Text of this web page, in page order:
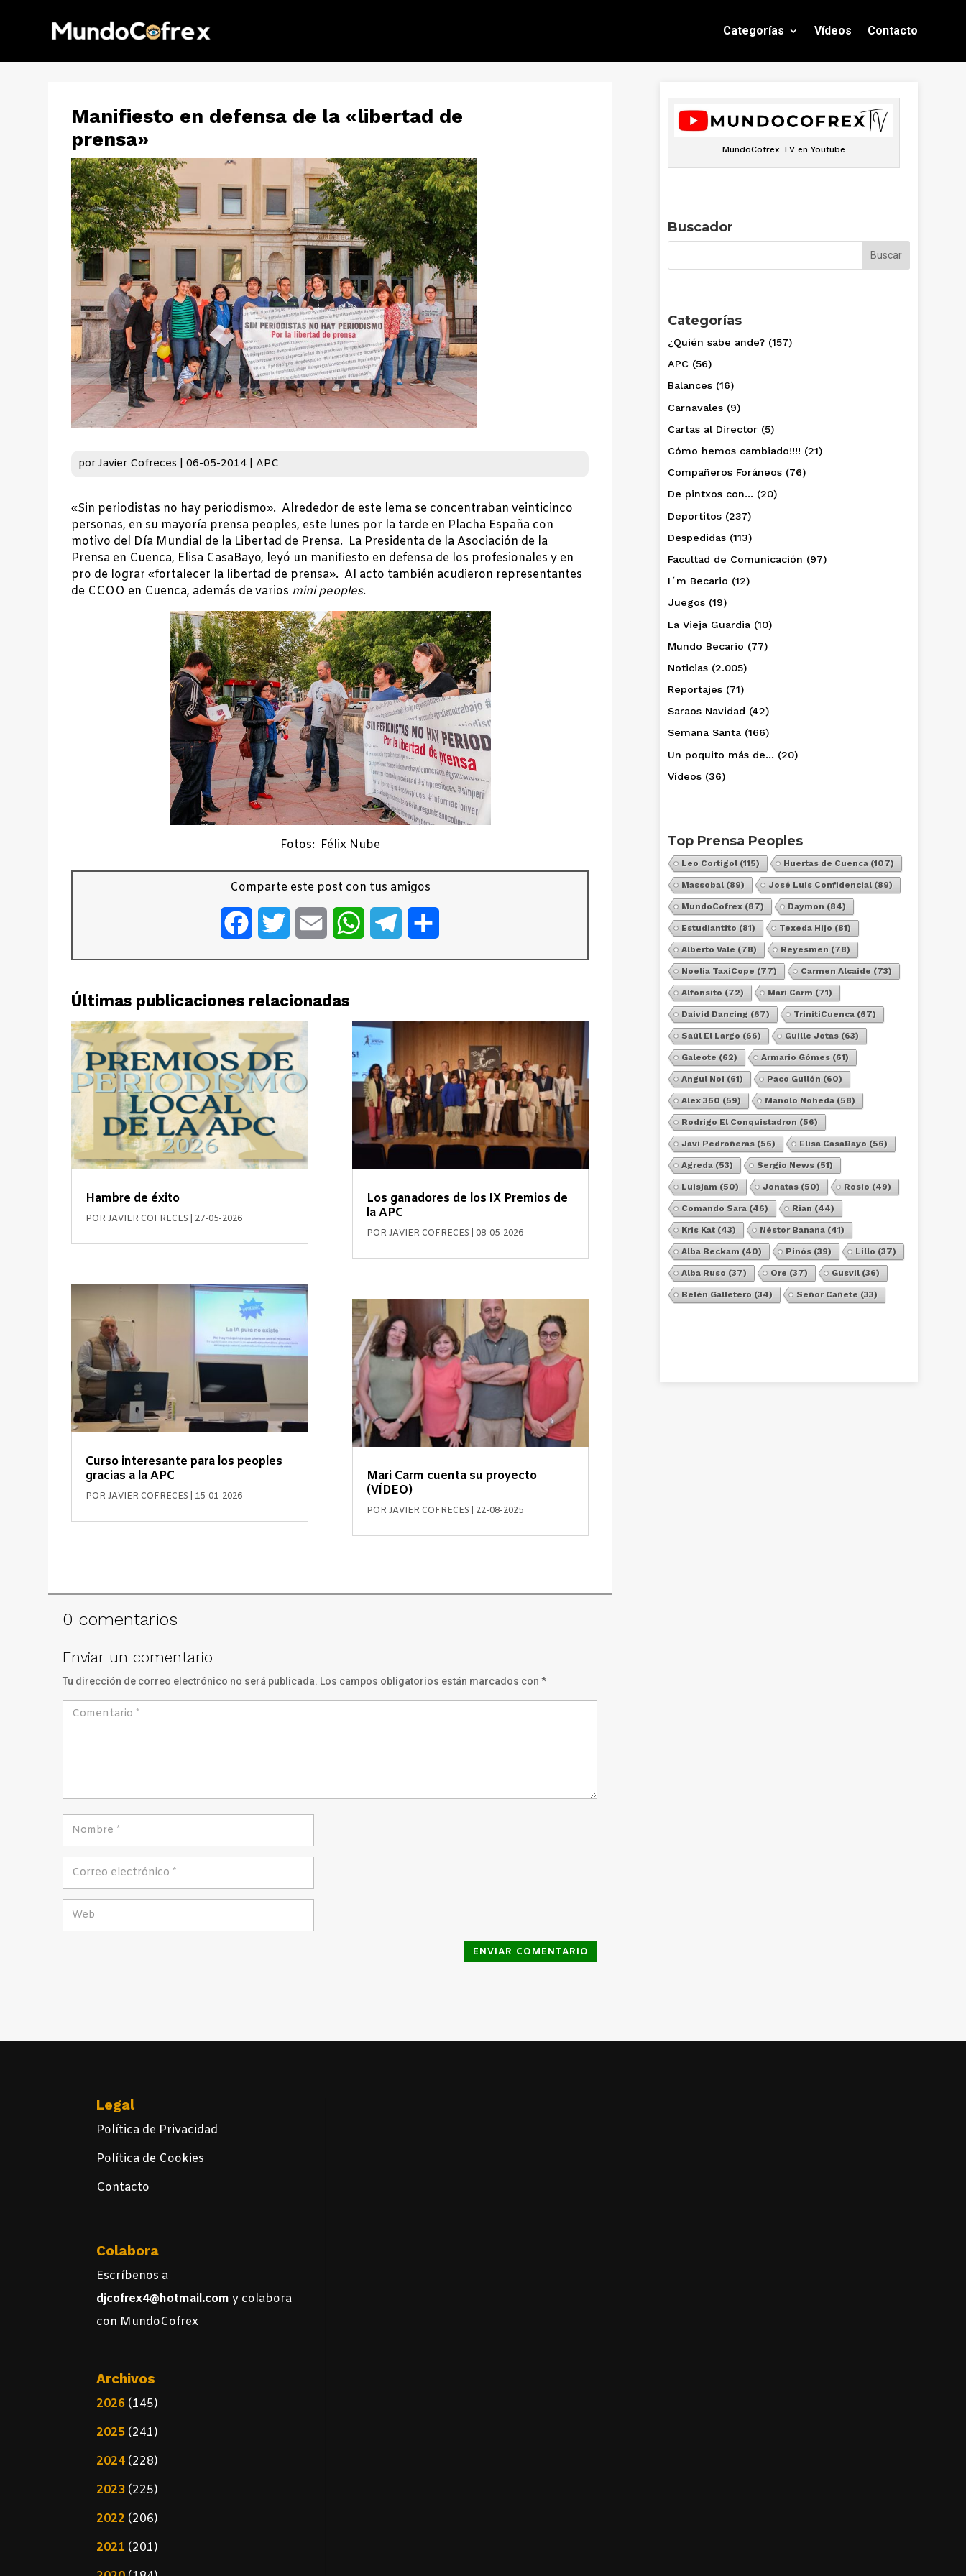
Categorías Vídeos Contacto
Manifiesto en defensa de la «libertad de
prensa»
porJavier Cofreces |06-05-2014 |APC
«Sin periodistas no hay periodismo». Alrededor de este lema se concentraban veinticinco
personas, en su mayoría prensa peoples, este lunes por la tarde en Placha España con
motivo del Día Mundial de la Libertad de Prensa. La Presidenta de la Asociación de la
Prensa en Cuenca, Elisa CasaBayo, leyó un manifiesto en defensa de los profesionales y en
pro de lograr «fortalecer la libertad de prensa». Al acto también acudieron representantes
de CCOO en Cuenca, además de varios mini peoples.
Fotos: Félix Nube
Comparte este post con tus amigos
FacebookTwitter Email WhatsAppTelegram
Últimas publicaciones relacionadas
Hambre de éxito
PORJAVIER COFRECES 27-05-2026
Curso interesante para los peoples
gracias a la APC
PORJAVIER COFRECES 15-01-2026
Los ganadores de los IX Premios de
la APC
POR JAVIER COFRECES 08-05-2026
Mari Carm cuenta su proyecto
(VÍDEO)
POR JAVIER COFRECES 22-08-2025
0 comentarios
Enviar un comentario
Tu dirección de correo electrónico no será publicada. Los campos obligatorios están marcados con*
ENVIAR COMENTARIO
MundoCofrex TV en Youtube
Buscador
Categorías
¿Quién sabe ande? (157)
APC (56)
Balances (16)
Carnavales (9)
Cartas al Director (5)
Cómo hemos cambiado!!!! (21)
Compañeros Foráneos (76)
De pintxos con… (20)
Deportitos (237)
Despedidas (113)
Facultad de Comunicación (97)
I´m Becario (12)
Juegos (19)
La Vieja Guardia (10)
Mundo Becario (77)
Noticias (2.005)
Reportajes (71)
Saraos Navidad (42)
Semana Santa (166)
Un poquito más de… (20)
Vídeos (36)
Top Prensa Peoples
Leo Cortigol (115) Huertas de Cuenca (107)
Massobal (89) José Luis Confidencial (89)
MundoCofrex (87) Daymon (84)
Estudiantito (81) Texeda Hijo (81)
Alberto Vale (78) Reyesmen (78)
Noelia TaxiCope (77) Carmen Alcaide (73)
Alfonsito (72) Mari Carm (71)
Daivid Dancing (67) TrinitiCuenca (67)
Saúl El Largo (66) Guille Jotas (63)
Galeote (62) Armario Gómes (61)
Angul Noi (61) Paco Gullón (60)
Alex 360 (59) Manolo Noheda (58)
Rodrigo El Conquistadron (56)
Javi Pedroñeras (56) Elisa CasaBayo (56)
Agreda (53) Sergio News (51)
Luisjam (50) Jonatas (50) Rosio (49)
Comando Sara (46) Rian (44)
Kris Kat (43) Néstor Banana (41)
Alba Beckam (40) Pinós (39) Lillo (37)
Alba Ruso (37) Ore (37) Gusvil (36)
Belén Galletero (34) Señor Cañete (33)
Legal
Política de Privacidad
Política de Cookies
Contacto
Colabora
Escríbenos a
djcofrex4@hotmail.comy colabora
con MundoCofrex
Archivos
2026 (145)
2025 (241)
2024 (228)
2023 (225)
2022 (206)
2021 (201)